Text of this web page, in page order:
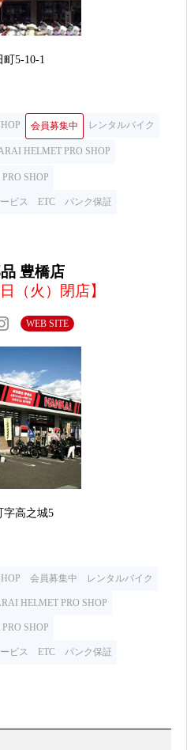
5-10-1
会員募集中 レンタルバイク
HELMET PRO SHOP
PRO SHOP
ビス ETC パンク保証
豊橋店
（火）閉店】
WEB SITE
字高之城5
会員募集中 レンタルバイク
HELMET PRO SHOP
PRO SHOP
ビス ETC パンク保証